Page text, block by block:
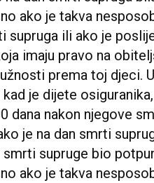
ako je takva
supruga ili ako je
imaju pravo na
prema toj djeci.
je dijete
dana nakon njegove
je na dan smrti
smrti supruge bio
ako je takva